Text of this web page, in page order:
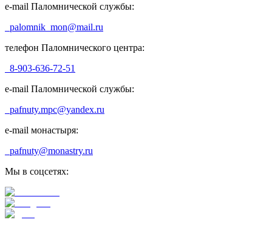
e-mail Паломнической службы:
palomnik_mon@mail.ru
телефон Паломнического центра:
8-903-636-72-51
e-mail Паломнической службы:
pafnuty.mpc@yandex.ru
e-mail монастыря:
pafnuty@monastry.ru
Мы в соцсетях: